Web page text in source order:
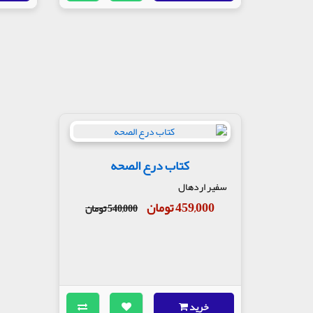
کتاب درع الصحه
سفیر اردهال
459,000 تومان 540,000 تومان
خرید